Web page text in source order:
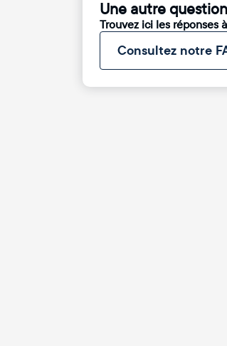
Une autre
Trouvez ici les réponses
Consultez notre